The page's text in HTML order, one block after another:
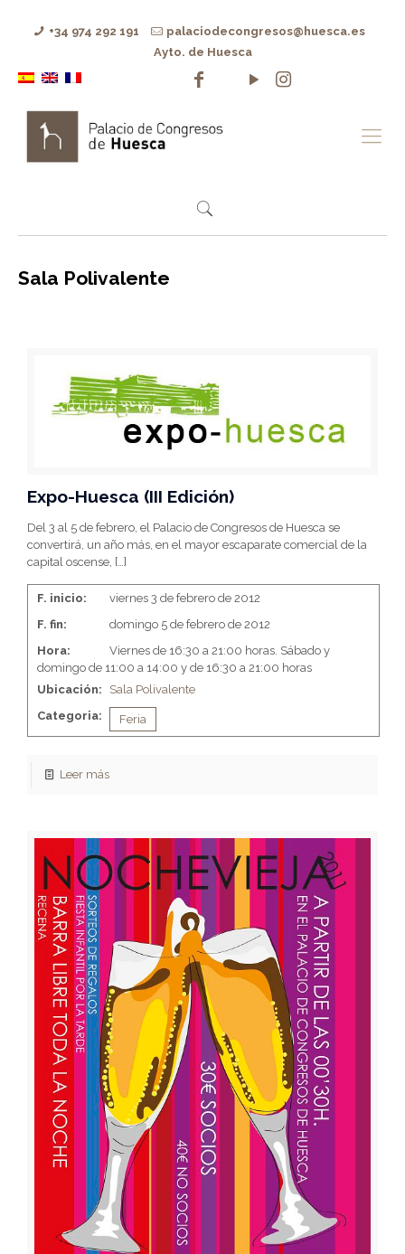
+34 974 292 191
palaciodecongresos@huesca.es
Ayto. de Huesca
Sala Polivalente
Expo-Huesca (III Edición)
Del 3 al 5 de febrero, el Palacio de Congresos de Huesca se
convertirá, un año más, en el mayor escaparate comercial de la
capital oscense, […]
F. inicio:
viernes 3 de febrero de 2012
F. fin:
domingo 5 de febrero de 2012
Hora:
Viernes de 16:30 a 21:00 horas. Sábado y
domingo de 11:00 a 14:00 y de 16:30 a 21:00 horas
Ubicación:
Sala Polivalente
Categoria:
Feria
Leer más